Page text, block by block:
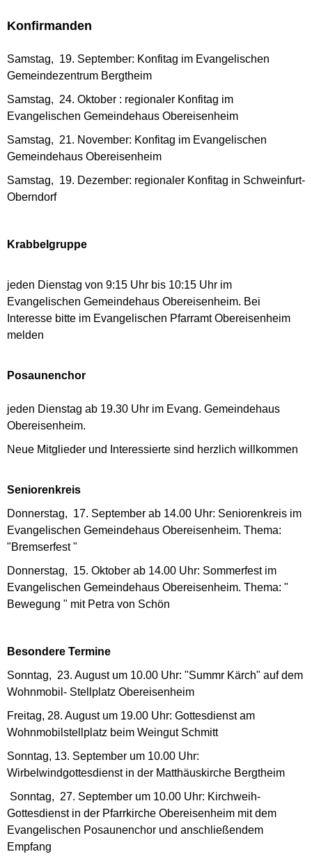
Konfirmanden
Samstag, 19. September: Konfitag im Evangelischen
Gemeindezentrum Bergtheim
Samstag, 24. Oktober : regionaler Konfitag im
Evangelischen Gemeindehaus Obereisenheim
Samstag, 21. November: Konfitag im Evangelischen
Gemeindehaus Obereisenheim
Samstag, 19. Dezember: regionaler Konfitag in Schweinfurt-
Oberndorf
Krabbelgruppe
jeden Dienstag von 9:15 Uhr bis 10:15 Uhr im
Evangelischen Gemeindehaus Obereisenheim. Bei
Interesse bitte im Evangelischen Pfarramt Obereisenheim
melden
Posaunenchor
jeden Dienstag ab 19.30 Uhr im Evang. Gemeindehaus
Obereisenheim.
Neue Mitglieder und Interessierte sind herzlich willkommen
Seniorenkreis
Donnerstag, 17. September ab 14.00 Uhr: Seniorenkreis im
Evangelischen Gemeindehaus Obereisenheim. Thema:
"Bremserfest "
Donnerstag, 15. Oktober ab 14.00 Uhr: Sommerfest im
Evangelischen Gemeindehaus Obereisenheim. Thema: "
Bewegung " mit Petra von Schön
Besondere Termine
Sonntag, 23. August um 10.00 Uhr: "Summr Kärch" auf dem
Wohnmobil- Stellplatz Obereisenheim
Freitag, 28. August um 19.00 Uhr: Gottesdienst am
Wohnmobilstellplatz beim Weingut Schmitt
Sonntag, 13. September um 10.00 Uhr:
Wirbelwindgottesdienst in der Matthäuskirche Bergtheim
Sonntag, 27. September um 10.00 Uhr: Kirchweih-
Gottesdienst in der Pfarrkirche Obereisenheim mit dem
Evangelischen Posaunenchor und anschließendem
Empfang